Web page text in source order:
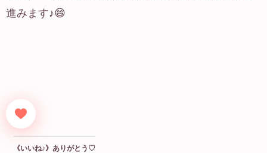
進みます♪😄
《いいね♪》ありがとう♡